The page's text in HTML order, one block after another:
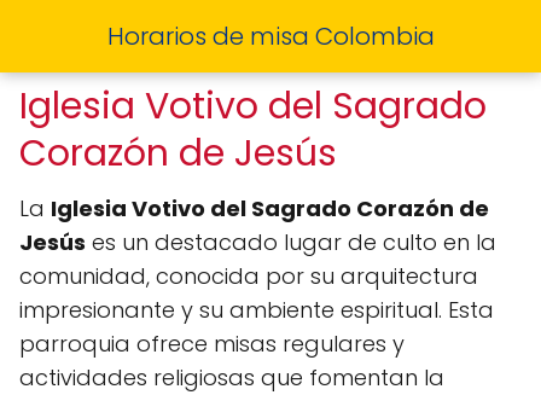
Horarios de misa Colombia
Iglesia Votivo del Sagrado
Corazón de Jesús
La Iglesia Votivo del Sagrado Corazón de
Jesús es un destacado lugar de culto en la
comunidad, conocida por su arquitectura
impresionante y su ambiente espiritual. Esta
parroquia ofrece misas regulares y
actividades religiosas que fomentan la